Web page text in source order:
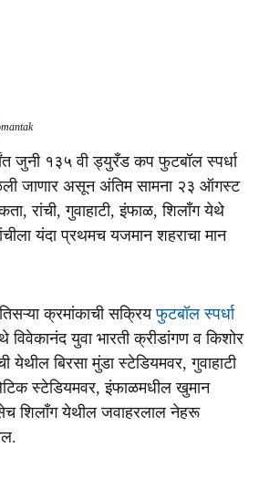
जुनी १३५ वी ड्युरँड कप फुटबॉल स्पर्धा
जाणार असून अंतिम सामना २३ ऑगस्ट
रांची, गुवाहाटी, इंफाळ, शिलाँग येथे
यंदा प्रथमच यजमान शहराचा मान
क्रमांकाची सक्रियफुटबॉल स्पर्धा
युवा भारती क्रीडांगण व किशोर
येथील बिरसा मुंडा स्टेडियमवर, गुवाहाटी
स्टेडियमवर, इंफाळमधील खुमान
शिलाँग येथील जवाहरलाल नेहरू